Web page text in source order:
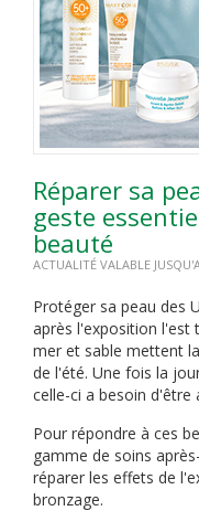
Réparer sa
geste
beauté
ACTUALITÉ VALABLE
Protéger sa peau des
après l'exposition l'est
mer et sable mettent
de l'été. Une fois la
celle-ci a besoin d'être
Pour répondre à ces
gamme de soins
réparer les effets de
bronzage.